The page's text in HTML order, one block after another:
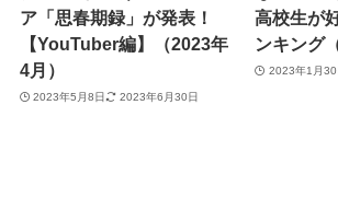
ア「思春期録」が発表！
【YouTuber編】（2023年
4月）
2023年5月8日 2023年6月30日
高校生が
ンキング
2023年1月30